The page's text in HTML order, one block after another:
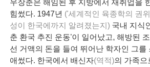
우장춘은 해임된 후 지방에서 재취업을
힘썼다. 1947년 ('세계적인 육종학의 권
성이 한국에까지 알려졌는지) 국내 지식
춘 환국 추진 운동'이 일어났고, 해방된
선 거액의 돈을 들여 뛰어난 학자인 그를
애썼다. 한국에서 배신자(역적)의 가족으